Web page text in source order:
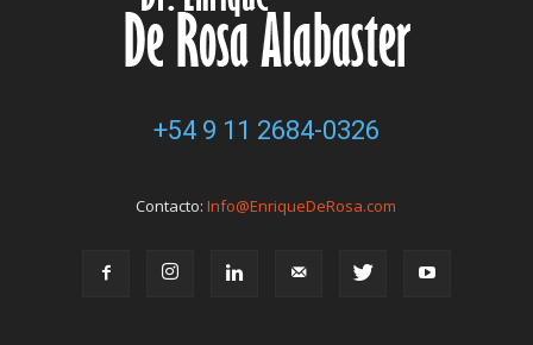
+54 9 11 2684-0326
Contacto:Info@EnriqueDeRosa.com